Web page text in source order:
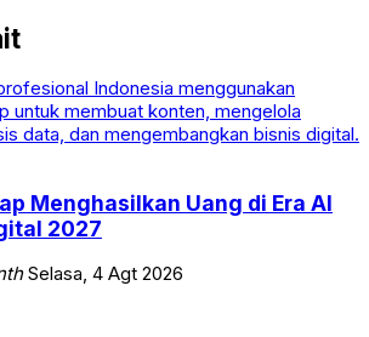
Menghasilkan Uang di Era AI
2027
Selasa, 4 Agt 2026